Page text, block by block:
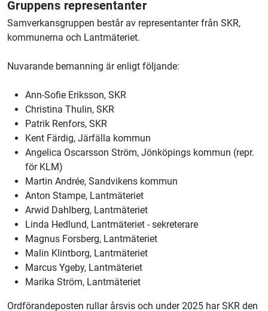
Gruppens representanter
Samverkansgruppen består av representanter från SKR,
kommunerna och Lantmäteriet.
Nuvarande bemanning är enligt följande:
Ann-Sofie Eriksson, SKR
Christina Thulin, SKR
Patrik Renfors, SKR
Kent Färdig, Järfälla kommun
Angelica Oscarsson Ström, Jönköpings kommun (repr.
för KLM)
Martin Andrée, Sandvikens kommun
Anton Stampe, Lantmäteriet
Arwid Dahlberg, Lantmäteriet
Linda Hedlund, Lantmäteriet - sekreterare
Magnus Forsberg, Lantmäteriet
Malin Klintborg, Lantmäteriet
Marcus Ygeby, Lantmäteriet
Marika Ström, Lantmäteriet
Ordförandeposten rullar årsvis och under 2025 har SKR den